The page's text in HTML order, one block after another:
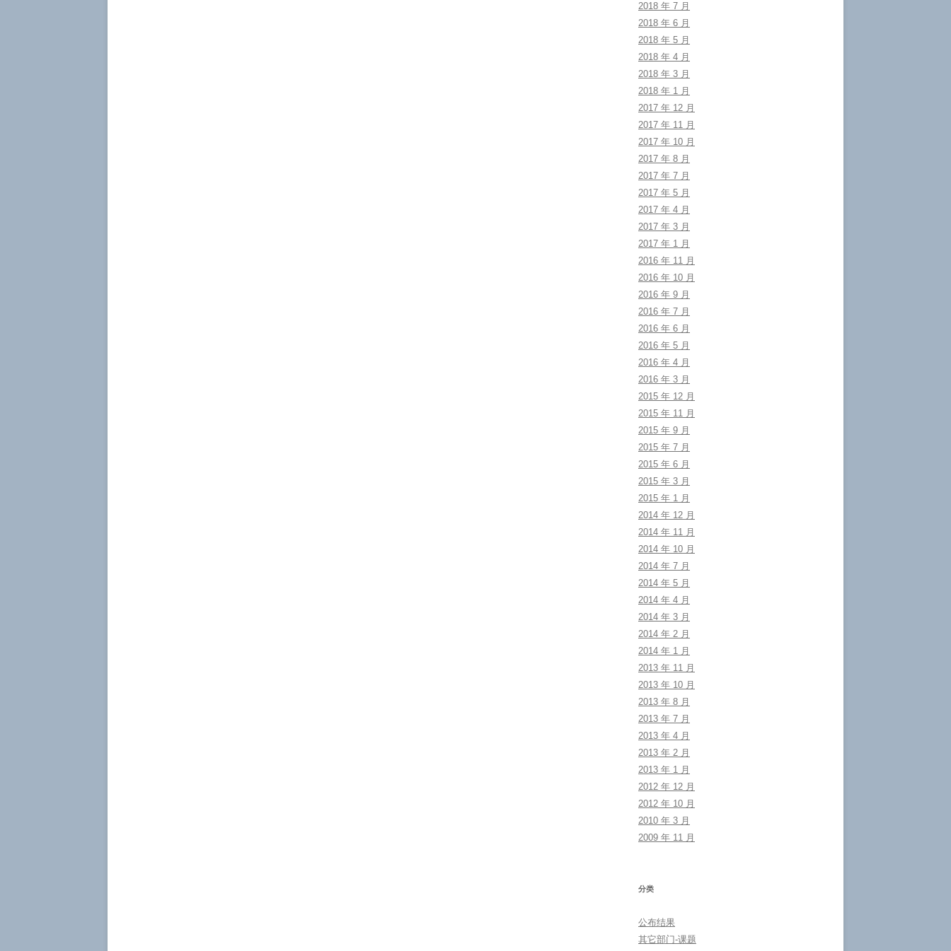
2018 年 7 月
2018 年 6 月
2018 年 5 月
2018 年 4 月
2018 年 3 月
2018 年 1 月
2017 年 12 月
2017 年 11 月
2017 年 10 月
2017 年 8 月
2017 年 7 月
2017 年 5 月
2017 年 4 月
2017 年 3 月
2017 年 1 月
2016 年 11 月
2016 年 10 月
2016 年 9 月
2016 年 7 月
2016 年 6 月
2016 年 5 月
2016 年 4 月
2016 年 3 月
2015 年 12 月
2015 年 11 月
2015 年 9 月
2015 年 7 月
2015 年 6 月
2015 年 3 月
2015 年 1 月
2014 年 12 月
2014 年 11 月
2014 年 10 月
2014 年 7 月
2014 年 5 月
2014 年 4 月
2014 年 3 月
2014 年 2 月
2014 年 1 月
2013 年 11 月
2013 年 10 月
2013 年 8 月
2013 年 7 月
2013 年 4 月
2013 年 2 月
2013 年 1 月
2012 年 12 月
2012 年 10 月
2010 年 3 月
2009 年 11 月
分类
公布结果
其它部门-课题